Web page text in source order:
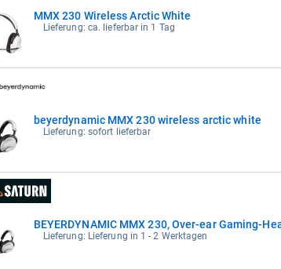
MMX 230 Wireless Arctic White
Lieferung: ca. lieferbar in 1 Tag
beyerdynamic MMX 230 wireless arctic white
Lieferung: sofort lieferbar
BEYERDYNAMIC MMX 230, Over-ear Gaming-
Lieferung: Lieferung in 1 - 2 Werktagen